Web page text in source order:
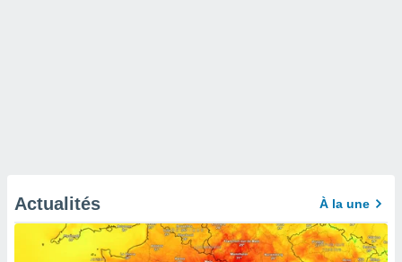
Actualités À la une